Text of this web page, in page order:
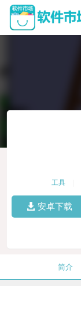
工具
安卓下载
简介